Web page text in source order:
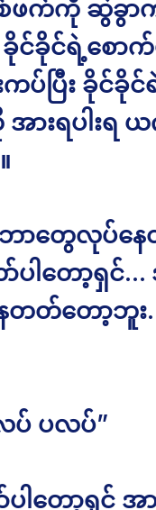
က်ကို ဆွဲခွာ
င်ခိုင်ရဲ့စော
ပြီး ခိုင်ခို
ားရပါးရ
ဘာတွေလုပ်န
ပါတော့ရှင်…
ေတတ်တော့ဘူး
ပ် ပလပ်”
ပါတော့ရှင် အ